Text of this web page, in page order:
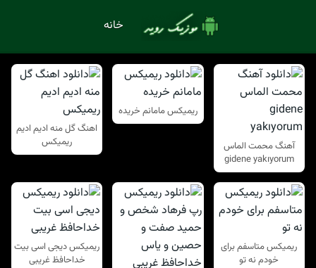
خانه
آهنگ محمت الماس
gidene yakıyorum
ریمیکس مامانم خریده
اهنگ گل منه ادیم ادیم
ریمیکس
ریمیکس متاسفم برای
خودم نه تو
ریمیکس دیجی اسی بیت
خداحافظ غریبی